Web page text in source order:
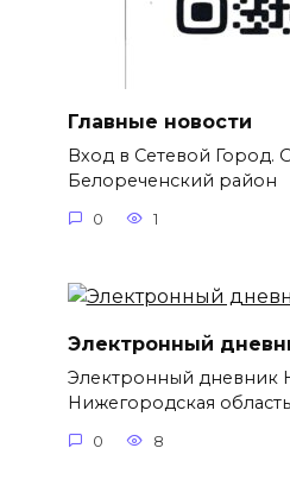
Главные новости
Вход в Сетевой Город.
Белореченский район
0 1
Электронный
Электронный
Нижегородская область
0 8